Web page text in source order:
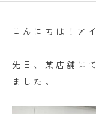
こんにちは！ア
先日、某店舗に
ました。